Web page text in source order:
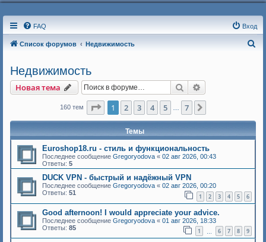
FAQ Вход
Список форумов Недвижимость
Недвижимость
Новая тема Поиск
160 тем Страница из
1 2 3 4 5 7
Темы
Euroshop18.ru - стиль и функциональность
Последнее сообщение Gregoryodova « 02 авг 2026, 00:43
Ответы: 5
DUCK VPN - быстрый и надёжный VPN
Последнее сообщение Gregoryodova « 02 авг 2026, 00:20
Ответы: 51 1 2 3 4 5 6
Good afternoon! I would appreciate your advice.
Последнее сообщение Gregoryodova « 01 авг 2026, 18:33
Ответы: 85 1 6 7 8 9